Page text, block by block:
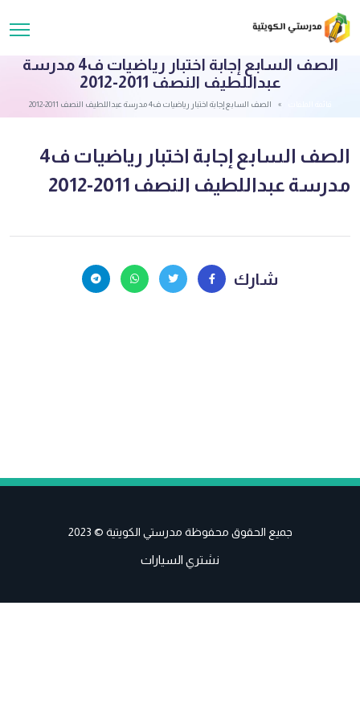
الصف السابع إجابة اختبار رياضيات ف4 مدرسة
عبداللطيف النصف 2011-2012
الصف السابع إجابة اختبار رياضيات ف4 مدرسة عبداللطيف النصف 2011-2012
الصف السابع إجابة اختبار رياضيات ف4
مدرسة عبداللطيف النصف 2011-2012
شارك
جميع الحقوق محفوظة مدرستي الكويتية © 2023
نشتري السيارات